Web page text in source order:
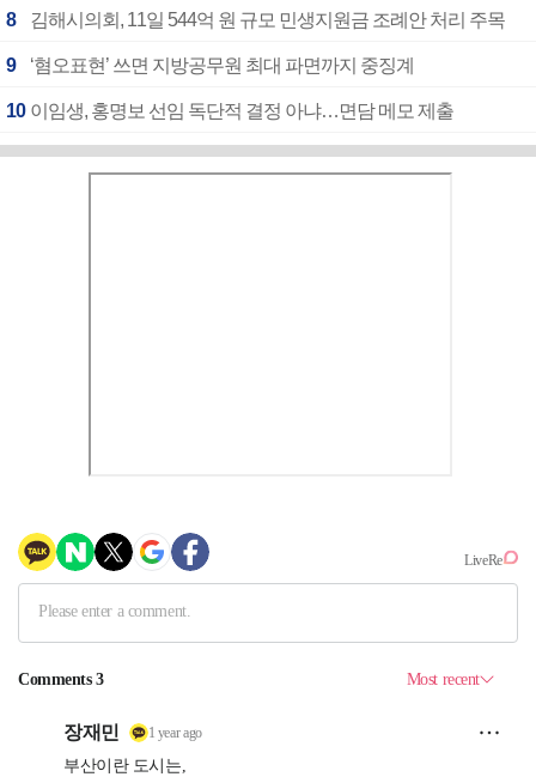
8 김해시의회, 11일 544억 원 규모 민생지원금 조례안 처리 주목
9 ‘혐오표현’ 쓰면 지방공무원 최대 파면까지 중징계
10 이임생, 홍명보 선임 독단적 결정 아냐…면담 메모 제출